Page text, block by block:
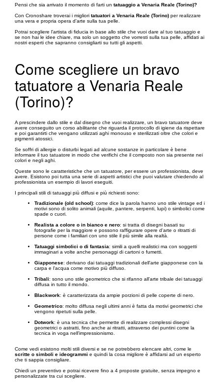
Pensi che sia arrivato il momento di farti un tatuaggio a Venaria Reale (Torino)?
Con Cronoshare troverai i migliori tatuatori a Venaria Reale (Torino) per realizzare
una vera e propria opera d'arte sulla tua pelle.
Potrai scegliere l'artista di fiducia in base allo stile che vuoi dare al tuo tatuaggio e
se non hai le idee chiare, ma solo un soggetto che vorresti sulla tua pelle, affidati ai
nostri esperti che sapranno consigliarti su tutti gli aspetti.
Come scegliere un bravo
tatuatore a Venaria Reale
(Torino)?
A prescindere dallo stile e dal disegno che vuoi realizzare, un bravo tatuatore deve
avere conseguito un corso abilitante che riguarda il protocollo di igiene da rispettare
e poi garantirti che vengano utilizzati aghi monouso e sterilizzati oltre che colori e
pigmenti atossici.
Se soffri di allergie o disturbi legati ad alcune sostanze in particolare è bene
informare il tuo tatuatore in modo che verifichi che il composto non sia presente nei
colori e negli aghi.
Queste sono le caratteristiche che un tatuatore, per essere un professionista, deve
avere. Esistono poi tutta una serie di aspetti artistici che puoi valutare chiedendo al
professionista un esempio di lavori eseguiti.
I principali stili di tatuaggi più diffusi e più richiesti sono:
Tradizionale (old school): come dice la parola hanno uno stile vintage ed i
motivi sono di solito animali (aquile, pantere, serpenti, lupi) o simbolici come
spade o cuori.
Realista a colore o in bianco e nero: si tratta di disegni basati su
fotografie per la maggiore e possono raffigurare opere d'arte o ritratti di
persone come i familiari con uno stile il più simile alla realtà.
Tatuaggi simbolici o di fantasia: simili a quelli realistici ma con soggetti
immaginari a volte anche personaggi di cartoni o fumetti.
Giapponese: derivano dai tatuaggi tradizionali dell'arte giapponese con la
carpa e l'acqua come motivo più diffuso.
Tribali: sono uno stile geometrico che si rifanno all'arte tribale dei tatuaggi
diffusa in tutto il mondo.
Blackwork: è caratterizzata da ampie porzioni di pelle coperte di nero.
Geometrico: molto diffusa negli ultimi anni è fatta da motivi geometrici che
vengono ripetuti sulla pelle.
Dotwork: è una tecnica che permette di realizzare complessi disegni
geometrici o astratti, fino anche ai ritratti, attraverso dei puntini come la
tecnica in voga nell'impressionismo.
Come vedi esistono molti stili diversi e se ne potrebbero elencare altri, come le
scritte o simboli e ideogrammi e quindi la cosa migliore è affidarsi ad un esperto
che ti sappia consigliare.
Chiedi un preventivo e potrai ricevere fino a 4 proposte gratuite, senza impegno e
personalizzate tra cui scegliere.